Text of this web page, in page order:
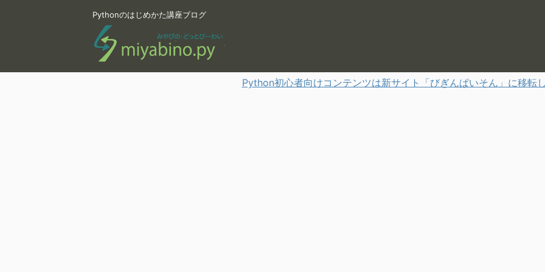
Pythonのはじめかた講座ブログ
Python初心者向けコンテンツは新サイト「びぎんぱいそん」に移転